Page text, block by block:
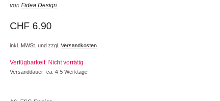
von Fidea Design
CHF 6.90
inkl. MWSt. und zzgl. Versandkosten
Verfügbarkeit: Nicht vorrätig
Versanddauer: ca. 4-5 Werktage